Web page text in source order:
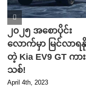
၂၀၂၅ အစောပိုင်း
လောက်မှာ မြင်လာရ
တဲ့ Kia EV9 GT ကား
သစ်!
April 4th, 2023